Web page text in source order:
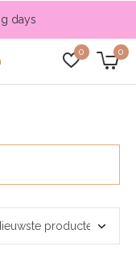
0 0
days